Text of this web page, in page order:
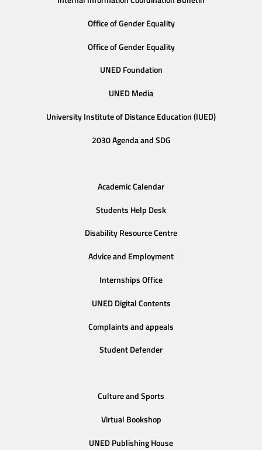
Office of Gender Equality
Office of Gender Equality
UNED Foundation
UNED Media
University Institute of Distance Education (IUED)
2030 Agenda and SDG
Academic Calendar
Students Help Desk
Disability Resource Centre
Advice and Employment
Internships Office
UNED Digital Contents
Complaints and appeals
Student Defender
Culture and Sports
Virtual Bookshop
UNED Publishing House